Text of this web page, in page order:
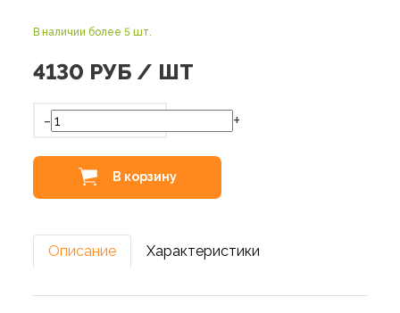
В наличии более 5 шт.
4130 РУБ / ШТ
- +
В корзину
Описание Характеристики